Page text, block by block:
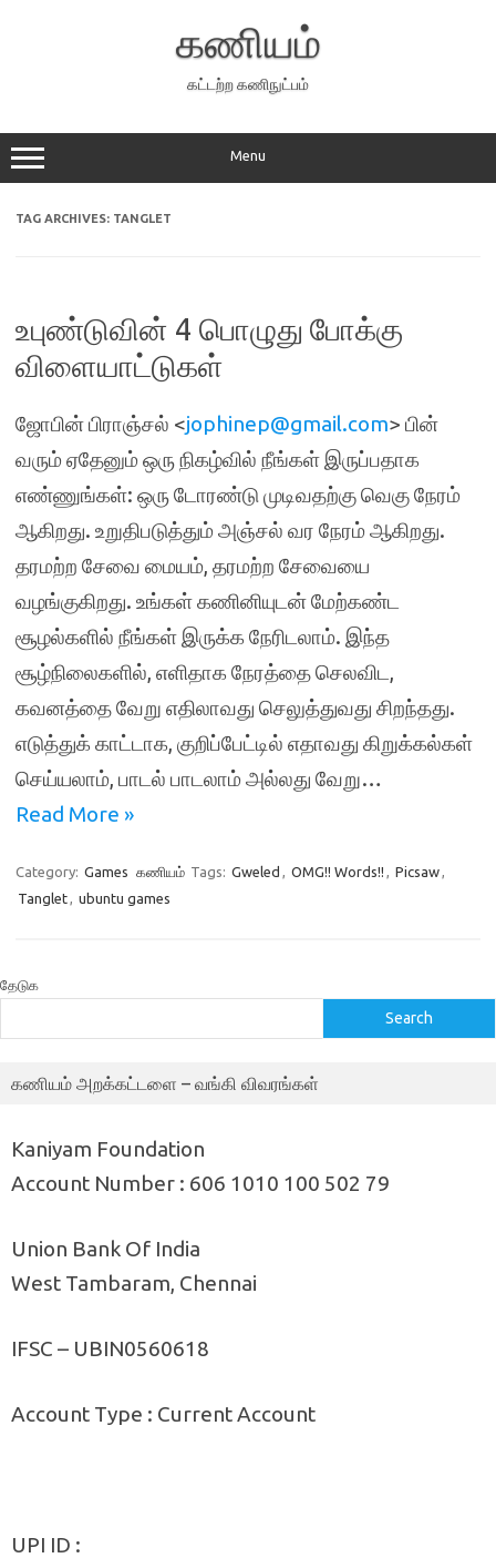
கணியம்
கட்டற்ற கணிநுட்பம்
Menu
TAG ARCHIVES: TANGLET
உபுண்டுவின் 4 பொழுது போக்கு
விளையாட்டுகள்
ஜோபின் பிராஞ்சல் <jophinep@gmail.com> பின்
வரும் ஏதேனும் ஒரு நிகழ்வில் நீங்கள் இருப்பதாக
எண்ணுங்கள்: ஒரு டோரண்டு முடிவதற்கு வெகு நேரம்
ஆகிறது. உறுதிபடுத்தும் அஞ்சல் வர நேரம் ஆகிறது.
தரமற்ற சேவை மையம், தரமற்ற சேவையை
வழங்குகிறது. உங்கள் கணினியுடன் மேற்கண்ட
சூழல்களில் நீங்கள் இருக்க நேரிடலாம். இந்த
சூழ்நிலைகளில், எளிதாக நேரத்தை செலவிட,
கவனத்தை வேறு எதிலாவது செலுத்துவது சிறந்தது.
எடுத்துக் காட்டாக, குறிப்பேட்டில் எதாவது கிறுக்கல்கள்
செய்யலாம், பாடல் பாடலாம் அல்லது வேறு…
Read More »
Category: Games கணியம் Tags: Gweled , OMG!! Words!! , Picsaw,
Tanglet, ubuntu games
தேடுக
Search
கணியம் அறக்கட்டளை – வங்கி விவரங்கள்
Kaniyam Foundation
Account Number : 606 1010 100 502 79
Union Bank Of India
West Tambaram, Chennai
IFSC – UBIN0560618
Account Type : Current Account
UPI ID :